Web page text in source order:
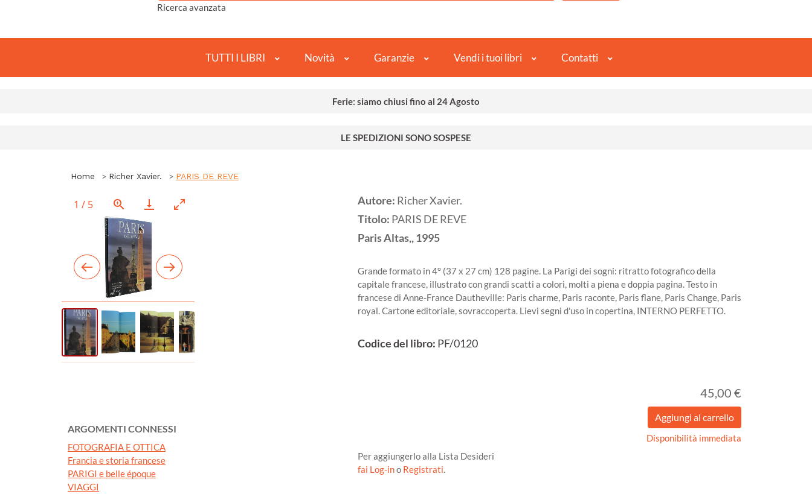
Ricerca avanzata
TUTTI I LIBRI Novità Garanzie Vendi i tuoi libri Contatti
Ferie: siamo chiusi fino al 24 Agosto
LE SPEDIZIONI SONO SOSPESE
Home Richer Xavier. PARIS DE REVE
1 / 5
ARGOMENTI CONNESSI
FOTOGRAFIA E OTTICA
Francia e storia francese
PARIGI e belle époque
VIAGGI
Autore: Richer Xavier.
Titolo: PARIS DE REVE
ParisAltas,,1995
Grande formato in 4° (37 x 27 cm) 128 pagine. La Parigi dei sogni: ritratto fotografico della
capitale francese, illustrato con grandi scatti a colori, molti a piena e doppia pagina. Testo in
francese di Anne-France Dautheville: Paris charme, Paris raconte, Paris flane, Paris Change, Paris
royal. Cartone editoriale, sovraccoperta. Lievi segni d'uso in copertina, INTERNO PERFETTO.
Codice del libro: PF/0120
45,00 €
Disponibilità immediata
Per aggiungerlo alla Lista Desideri
fai Log-ino Registrati.